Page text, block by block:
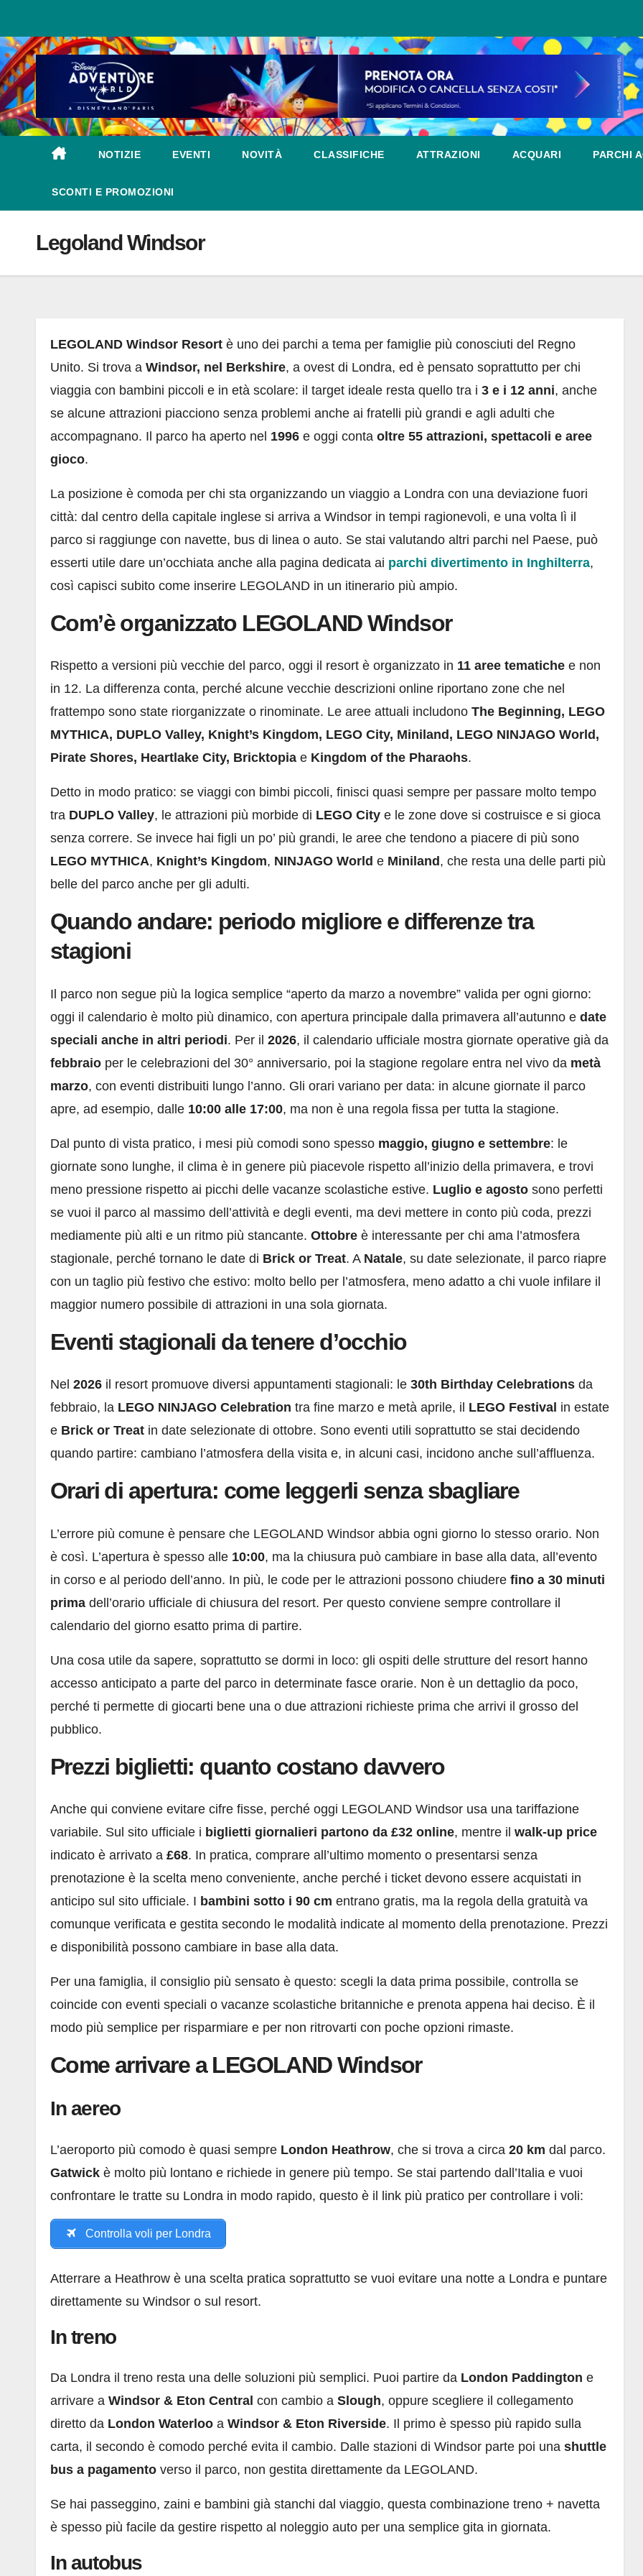
al
contenuto
NOTIZIE EVENTI NOVITÀ CLASSIFICHE ATTRAZIONI ACQUARI PARCHI
SCONTI E PROMOZIONI
Legoland Windsor
LEGOLAND Windsor Resort è uno dei parchi a tema per famiglie più conosciuti del Regno
Unito. Si trova a Windsor, nel Berkshire, a ovest di Londra, ed è pensato soprattutto per chi
viaggia con bambini piccoli e in età scolare: il target ideale resta quello tra i 3 e i 12 anni, anche
se alcune attrazioni piacciono senza problemi anche ai fratelli più grandi e agli adulti che
accompagnano. Il parco ha aperto nel 1996 e oggi conta oltre 55 attrazioni, spettacoli e aree
gioco.
La posizione è comoda per chi sta organizzando un viaggio a Londra con una deviazione fuori
città: dal centro della capitale inglese si arriva a Windsor in tempi ragionevoli, e una volta lì il
parco si raggiunge con navette, bus di linea o auto. Se stai valutando altri parchi nel Paese, può
esserti utile dare un’occhiata anche alla pagina dedicata ai parchi divertimento in Inghilterra,
così capisci subito come inserire LEGOLAND in un itinerario più ampio.
Com’è organizzato LEGOLAND Windsor
Rispetto a versioni più vecchie del parco, oggi il resort è organizzato in 11 aree tematiche e non
in 12. La differenza conta, perché alcune vecchie descrizioni online riportano zone che nel
frattempo sono state riorganizzate o rinominate. Le aree attuali includono The Beginning, LEGO
MYTHICA, DUPLO Valley, Knight’s Kingdom, LEGO City, Miniland, LEGO NINJAGO World,
Pirate Shores, Heartlake City, Bricktopia e Kingdom of the Pharaohs.
Detto in modo pratico: se viaggi con bimbi piccoli, finisci quasi sempre per passare molto tempo
tra DUPLO Valley, le attrazioni più morbide di LEGO City e le zone dove si costruisce e si gioca
senza correre. Se invece hai figli un po’ più grandi, le aree che tendono a piacere di più sono
LEGO MYTHICA, Knight’s Kingdom, NINJAGO World e Miniland , che resta una delle parti più
belle del parco anche per gli adulti.
Quando andare: periodo migliore e differenze tra
stagioni
Il parco non segue più la logica semplice “aperto da marzo a novembre” valida per ogni giorno:
oggi il calendario è molto più dinamico, con apertura principale dalla primavera all’autunno e date
speciali anche in altri periodi. Per il 2026, il calendario ufficiale mostra giornate operative già da
febbraio per le celebrazioni del 30° anniversario, poi la stagione regolare entra nel vivo da metà
marzo, con eventi distribuiti lungo l’anno. Gli orari variano per data: in alcune giornate il parco
apre, ad esempio, dalle 10:00 alle 17:00, ma non è una regola fissa per tutta la stagione.
Dal punto di vista pratico, i mesi più comodi sono spesso maggio, giugno e settembre: le
giornate sono lunghe, il clima è in genere più piacevole rispetto all’inizio della primavera, e trovi
meno pressione rispetto ai picchi delle vacanze scolastiche estive. Luglio e agosto sono perfetti
se vuoi il parco al massimo dell’attività e degli eventi, ma devi mettere in conto più coda, prezzi
mediamente più alti e un ritmo più stancante. Ottobre è interessante per chi ama l’atmosfera
stagionale, perché tornano le date di Brick or Treat. A Natale, su date selezionate, il parco riapre
con un taglio più festivo che estivo: molto bello per l’atmosfera, meno adatto a chi vuole infilare il
maggior numero possibile di attrazioni in una sola giornata.
Eventi stagionali da tenere d’occhio
Nel 2026 il resort promuove diversi appuntamenti stagionali: le 30th Birthday Celebrations da
febbraio, la LEGO NINJAGO Celebration tra fine marzo e metà aprile, il LEGO Festival in estate
e Brick or Treat in date selezionate di ottobre. Sono eventi utili soprattutto se stai decidendo
quando partire: cambiano l’atmosfera della visita e, in alcuni casi, incidono anche sull’affluenza.
Orari di apertura: come leggerli senza sbagliare
L’errore più comune è pensare che LEGOLAND Windsor abbia ogni giorno lo stesso orario. Non
è così. L’apertura è spesso alle 10:00, ma la chiusura può cambiare in base alla data, all’evento
in corso e al periodo dell’anno. In più, le code per le attrazioni possono chiudere fino a 30 minuti
prima dell’orario ufficiale di chiusura del resort. Per questo conviene sempre controllare il
calendario del giorno esatto prima di partire.
Una cosa utile da sapere, soprattutto se dormi in loco: gli ospiti delle strutture del resort hanno
accesso anticipato a parte del parco in determinate fasce orarie. Non è un dettaglio da poco,
perché ti permette di giocarti bene una o due attrazioni richieste prima che arrivi il grosso del
pubblico.
Prezzi biglietti: quanto costano davvero
Anche qui conviene evitare cifre fisse, perché oggi LEGOLAND Windsor usa una tariffazione
variabile. Sul sito ufficiale i biglietti giornalieri partono da £32 online, mentre il walk-up price
indicato è arrivato a £68. In pratica, comprare all’ultimo momento o presentarsi senza
prenotazione è la scelta meno conveniente, anche perché i ticket devono essere acquistati in
anticipo sul sito ufficiale. I bambini sotto i 90 cm entrano gratis, ma la regola della gratuità va
comunque verificata e gestita secondo le modalità indicate al momento della prenotazione. Prezzi
e disponibilità possono cambiare in base alla data.
Per una famiglia, il consiglio più sensato è questo: scegli la data prima possibile, controlla se
coincide con eventi speciali o vacanze scolastiche britanniche e prenota appena hai deciso. È il
modo più semplice per risparmiare e per non ritrovarti con poche opzioni rimaste.
Come arrivare a LEGOLAND Windsor
In aereo
L’aeroporto più comodo è quasi sempre London Heathrow, che si trova a circa 20 km dal parco.
Gatwick è molto più lontano e richiede in genere più tempo. Se stai partendo dall’Italia e vuoi
confrontare le tratte su Londra in modo rapido, questo è il link più pratico per controllare i voli:
Controlla voli per Londra
Atterrare a Heathrow è una scelta pratica soprattutto se vuoi evitare una notte a Londra e puntare
direttamente su Windsor o sul resort.
In treno
Da Londra il treno resta una delle soluzioni più semplici. Puoi partire da London Paddington e
arrivare a Windsor & Eton Central con cambio a Slough, oppure scegliere il collegamento
diretto da London Waterloo a Windsor & Eton Riverside. Il primo è spesso più rapido sulla
carta, il secondo è comodo perché evita il cambio. Dalle stazioni di Windsor parte poi una shuttle
bus a pagamento verso il parco, non gestita direttamente da LEGOLAND.
Se hai passeggino, zaini e bambini già stanchi dal viaggio, questa combinazione treno + navetta
è spesso più facile da gestire rispetto al noleggio auto per una semplice gita in giornata.
In autobus